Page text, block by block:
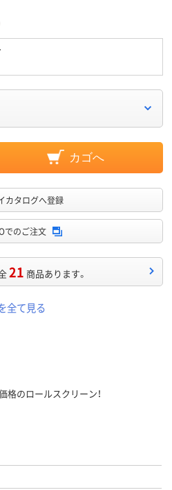
カゴへ
カタログへ登録
でのご注文
21 商品あります。
全て見る
のロールスクリーン！